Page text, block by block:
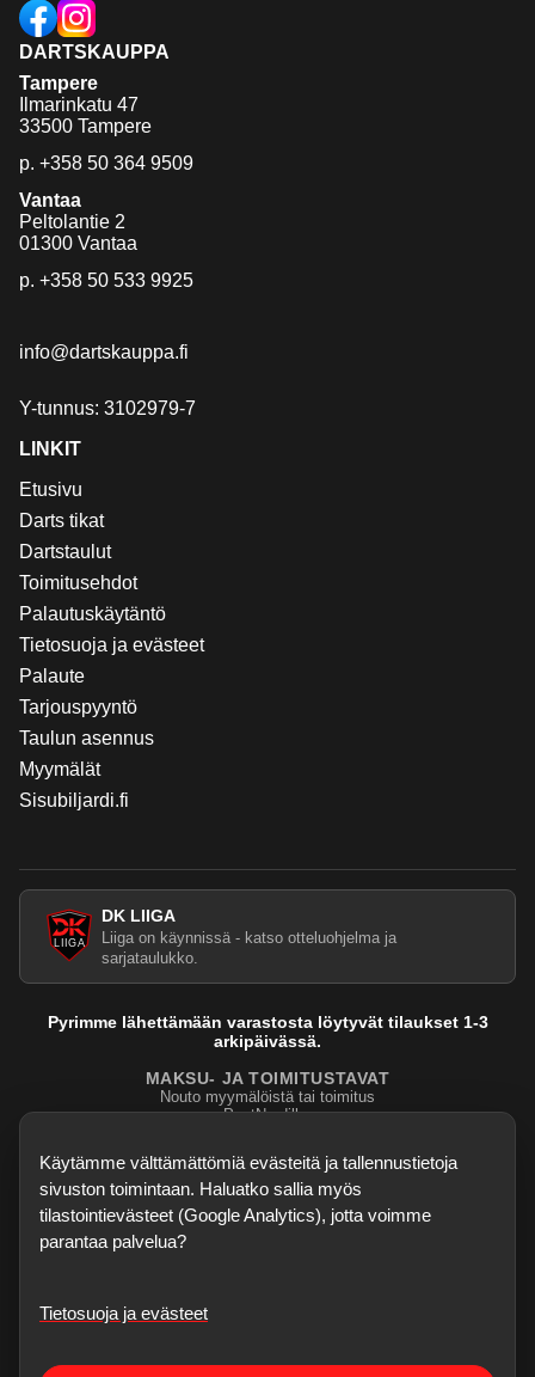
DARTSKAUPPA
Tampere
Ilmarinkatu 47
33500 Tampere
p. +358 50 364 9509
Vantaa
Peltolantie 2
01300 Vantaa
p. +358 50 533 9925
info@dartskauppa.fi
Y-tunnus: 3102979-7
LINKIT
Etusivu
Darts tikat
Dartstaulut
Toimitusehdot
Palautuskäytäntö
Tietosuoja ja evästeet
Palaute
Tarjouspyyntö
Taulun asennus
Myymälät
Sisubiljardi.fi
DK LIIGA
Liiga on käynnissä - katso otteluohjelma ja
sarjataulukko.
Pyrimme lähettämään varastosta löytyvät tilaukset 1-3
arkipäivässä.
MAKSU- JA TOIMITUSTAVAT
Nouto myymälöistä tai toimitus
PostNordilla.
Sisubiljardi.fi
Evasteasetukset
Käytämme välttämättömiä evästeitä ja tallennustietoja
sivuston toimintaan. Haluatko sallia myös
tilastointievästeet (Google Analytics), jotta voimme
parantaa palvelua?
Tietosuoja ja evästeet